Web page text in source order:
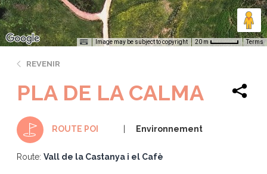
Image may be subject to copyright 20 m Terms
REVENIR
PLA DE LA CALMA
ROUTE POI Environnement
Route: Vall de la Castanya i el Cafè